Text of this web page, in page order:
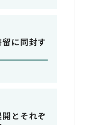
に同封す
とそれぞ